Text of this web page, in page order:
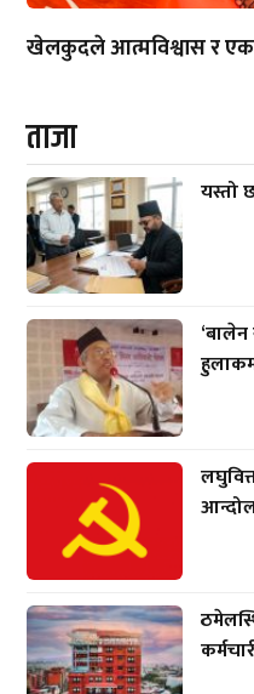
खेलकुदले आत्मविश्वास र
ताजा
यस्तो